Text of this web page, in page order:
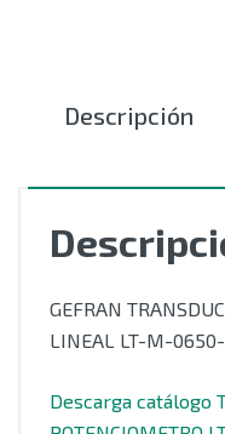
Descripción
GEFRAN
LINEAL LT-M-
Descarga catálogo